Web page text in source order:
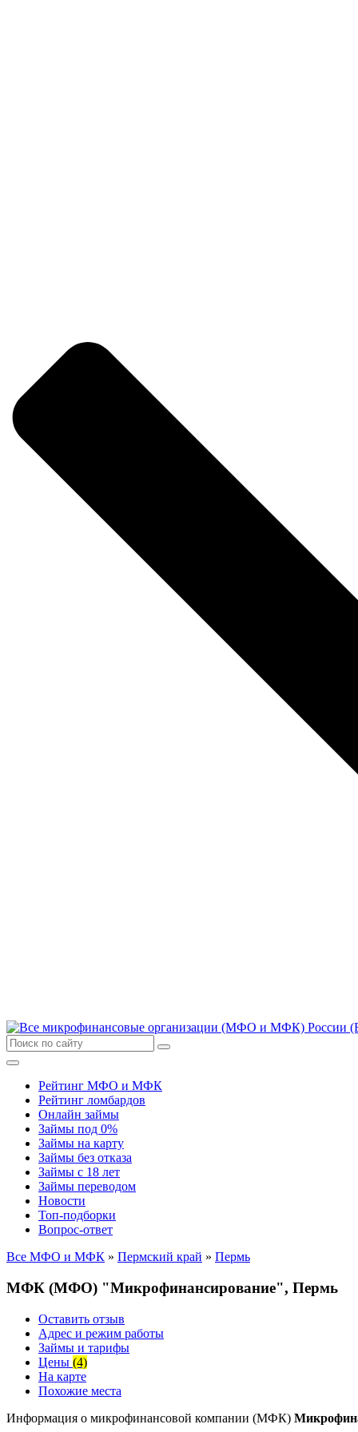
Рейтинг МФО и МФК
Рейтинг ломбардов
Онлайн займы
Займы под 0%
Займы на карту
Займы без отказа
Займы с 18 лет
Займы переводом
Новости
Топ-подборки
Вопрос-ответ
Все МФО и МФК » Пермский край » Пермь
МФК (МФО) "Микрофинансирование", Пермь
Оставить отзыв
Адрес и режим работы
Займы и тарифы
Цены (4)
На карте
Похожие места
Информация о микрофинансовой компании (МФК)